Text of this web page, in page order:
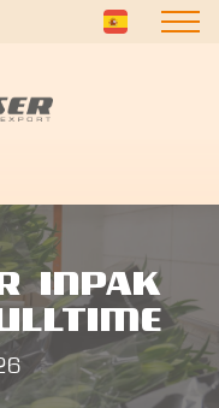
cookies om de
INPAK